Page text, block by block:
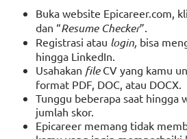
Buka website Epicareer.com,
dan “Resume Checker”.
Registrasi atau login, bisa
hingga LinkedIn.
Usahakan file CV yang kamu
format PDF, DOC, atau DOCX.
Tunggu beberapa saat hingga
jumlah skor.
Epicareer memang tidak